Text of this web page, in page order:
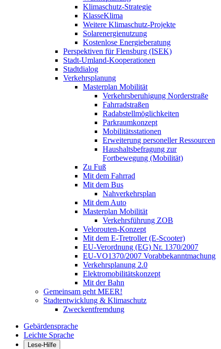
Klimaschutz-Strategie
KlasseKlima
Weitere Klimaschutz-Projekte
Solarenergienutzung
Kostenlose Energieberatung
Perspektiven für Flensburg (ISEK)
Stadt-Umland-Kooperationen
Stadtdialog
Verkehrsplanung
Masterplan Mobilität
Verkehrsberuhigung Norderstraße
Fahrradstraßen
Radabstellmöglichkeiten
Parkraumkonzept
Mobilitätsstationen
Erweiterung personeller Ressourcen
Haushaltsbefragung zur
Fortbewegung (Mobilität)
Zu Fuß
Mit dem Fahrrad
Mit dem Bus
Nahverkehrsplan
Mit dem Auto
Masterplan Mobilität
Verkehrsführung ZOB
Velorouten-Konzept
Mit dem E-Tretroller (E-Scooter)
EU-Verordnung (EG) Nr. 1370/2007
EU-VO1370/2007 Vorabbekanntmachung
Verkehrsplanung 2.0
Elektromobilitätskonzept
Mit der Bahn
Gemeinsam geht MEER!
Stadtentwicklung & Klimaschutz
Zweckentfremdung
Gebärdensprache
Leichte Sprache
Lese-Hilfe